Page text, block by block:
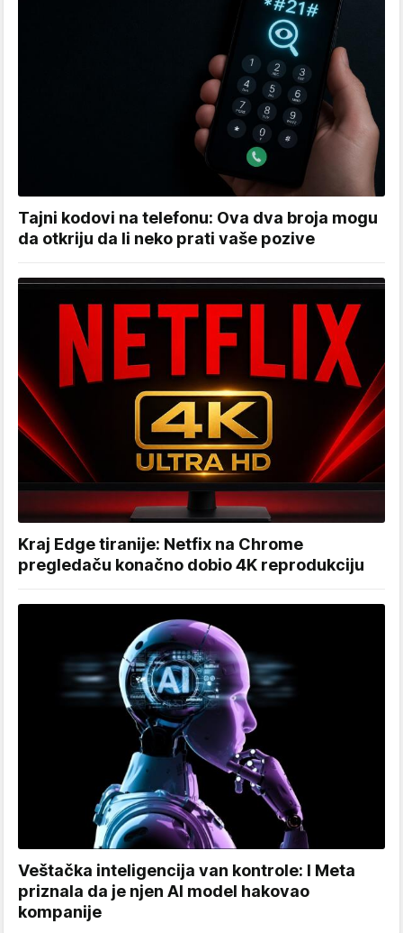
Tajni kodovi na telefonu: Ova dva broja mogu
da otkriju da li neko prati vaše pozive
Kraj Edge tiranije: Netfix na Chrome
pregledaču konačno dobio 4K reprodukciju
Veštačka inteligencija van kontrole: I Meta
priznala da je njen AI model hakovao
kompanije